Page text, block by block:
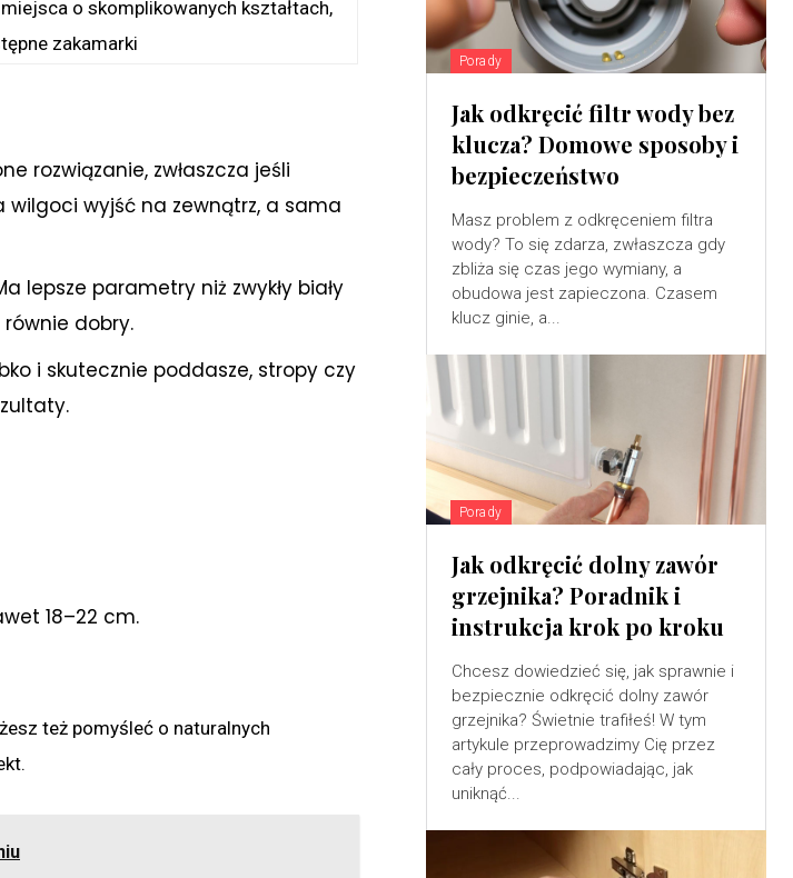
o skomplikowanych kształtach,
zakamarki
rozwiązanie, zwłaszcza jeśli
wyjść na zewnątrz, a sama
lepsze parametry niż zwykły biały
dobry.
i skutecznie poddasze, stropy czy
18–22 cm.
też pomyśleć o naturalnych
Porady
Jak odkręcić filtr wody bez
klucza? Domowe sposoby i
bezpieczeństwo
Masz problem z odkręceniem filtra
wody? To się zdarza, zwłaszcza gdy
zbliża się czas jego wymiany, a
obudowa jest zapieczona. Czasem
klucz ginie, a...
Porady
Jak odkręcić dolny zawór
grzejnika? Poradnik i
instrukcja krok po kroku
Chcesz dowiedzieć się, jak sprawnie i
bezpiecznie odkręcić dolny zawór
grzejnika? Świetnie trafiłeś! W tym
artykule przeprowadzimy Cię przez
cały proces, podpowiadając, jak
uniknąć...